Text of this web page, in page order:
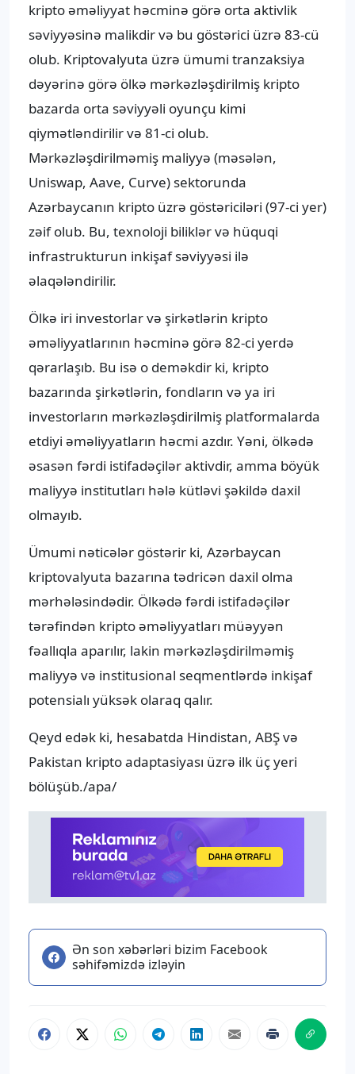
kripto əməliyyat həcminə görə orta aktivlik
səviyyəsinə malikdir və bu göstərici üzrə 83-cü
olub. Kriptovalyuta üzrə ümumi tranzaksiya
dəyərinə görə ölkə mərkəzləşdirilmiş kripto
bazarda orta səviyyəli oyunçu kimi
qiymətləndirilir və 81-ci olub.
Mərkəzləşdirilməmiş maliyyə (məsələn,
Uniswap, Aave, Curve) sektorunda
Azərbaycanın kripto üzrə göstəriciləri (97-ci yer)
zəif olub. Bu, texnoloji biliklər və hüquqi
infrastrukturun inkişaf səviyyəsi ilə
əlaqələndirilir.
Ölkə iri investorlar və şirkətlərin kripto
əməliyyatlarının həcminə görə 82-ci yerdə
qərarlaşıb. Bu isə o deməkdir ki, kripto
bazarında şirkətlərin, fondların və ya iri
investorların mərkəzləşdirilmiş platformalarda
etdiyi əməliyyatların həcmi azdır. Yəni, ölkədə
əsasən fərdi istifadəçilər aktivdir, amma böyük
maliyyə institutları hələ kütləvi şəkildə daxil
olmayıb.
Ümumi nəticələr göstərir ki, Azərbaycan
kriptovalyuta bazarına tədricən daxil olma
mərhələsindədir. Ölkədə fərdi istifadəçilər
tərəfindən kripto əməliyyatları müəyyən
fəallıqla aparılır, lakin mərkəzləşdirilməmiş
maliyyə və institusional seqmentlərdə inkişaf
potensialı yüksək olaraq qalır.
Qeyd edək ki, hesabatda Hindistan, ABŞ və
Pakistan kripto adaptasiyası üzrə ilk üç yeri
bölüşüb./apa/
Ən son xəbərləri bizim Facebook
səhifəmizdə izləyin